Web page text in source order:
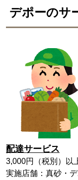
デポーのサ
配達サービス
3,000円（税別）以
実施店舗：真砂・